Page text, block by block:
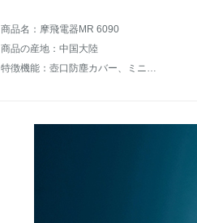
商品名：摩飛電器MR 6090
商品の産地：中国大陸
特徴機能：壺口防塵カバー、ミニ携帯型